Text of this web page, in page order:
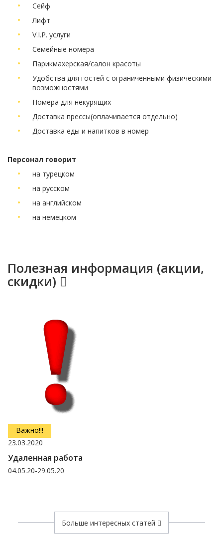
Сейф
Лифт
V.I.P. услуги
Семейные номера
Парикмахерская/салон красоты
Удобства для гостей с ограниченными физическими
возможностями
Номера для некурящих
Доставка прессы(оплачивается отдельно)
Доставка еды и напитков в номер
Персонал говорит
на турецком
на русском
на английском
на немецком
Полезная информация (акции,
скидки)
Важно!!!
23.03.2020
Удаленная работа
04.05.20-29.05.20
Больше интересных статей